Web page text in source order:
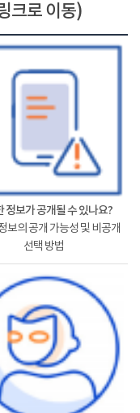
크로 이동)
정보가 공개될 수 있나요?
보의 공개 가능성 및 비공개
선택 방법